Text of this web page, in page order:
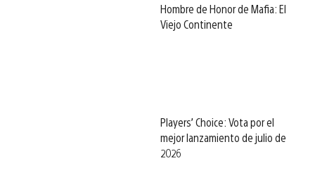
Hombre de Honor de Mafia: El
Viejo Continente
Players’ Choice: Vota por el
mejor lanzamiento de julio de
2026